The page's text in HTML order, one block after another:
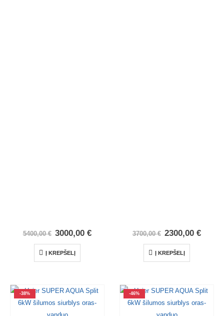
5400,00€ 3000,00€
Į KREPŠELĮ
3700,00€ 2300,00€
Į KREPŠELĮ
-38% -46%